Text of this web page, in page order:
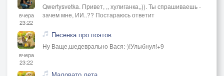
вчера
23:22
Qwertysvetka. Привет, ,, хулиганка,,)). Ты спрашиваешь -
зачем мне, ИИ..?? Постараюсь ответит
вчера
23:22
Песенка про поэтов
Ну Ваще,шедеврально Вася:-)!Улыбнул!+9